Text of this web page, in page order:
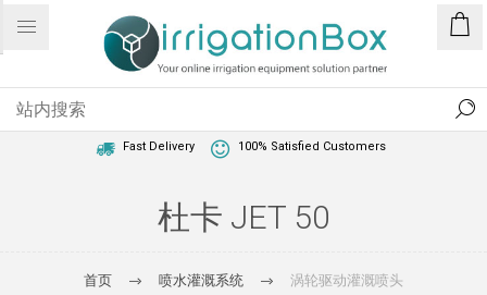
Fast Delivery 100% Satisfied Customers
杜卡 JET 50
首页 喷水灌溉系统 涡轮驱动灌溉喷头